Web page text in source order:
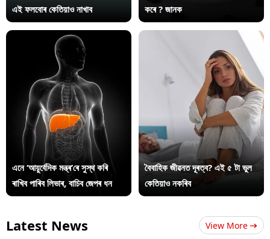
এই ফলবোৰ কেতিয়াও নাখাব
কৰে ? জানক
এনে ‘আয়ুৰ্বেদিক মন্ত্ৰ’ৰে সুস্থ কৰি
ৰাখিব পাৰিব লিভাৰ, বাচিব জেপৰ ধন
বৈবাহিক জীৱনত দূৰত্ব? এই ৫ টা ভুল
কেতিয়াও নকৰিব
Latest News View More